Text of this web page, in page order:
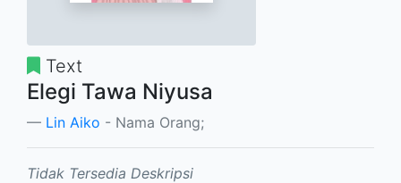
Text
Elegi Tawa Niyusa
Lin Aiko - Nama Orang;
Tidak Tersedia Deskripsi